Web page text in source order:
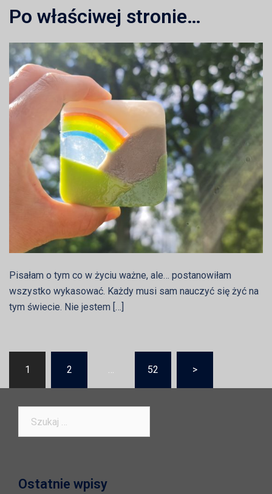
Po właściwej stronie…
Pisałam o tym co w życiu ważne, ale… postanowiłam
wszystko wykasować. Każdy musi sam nauczyć się żyć na
tym świecie. Nie jestem […]
wpisach
1 2 … 52 >
Ostatnie wpisy